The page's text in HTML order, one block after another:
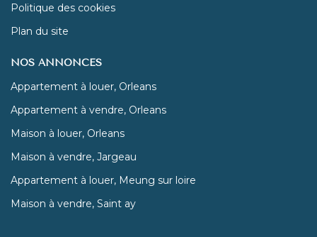
Politique des cookies
Plan du site
NOS ANNONCES
Appartement à louer, Orleans
Appartement à vendre, Orleans
Maison à louer, Orleans
Maison à vendre, Jargeau
Appartement à louer, Meung sur loire
Maison à vendre, Saint ay